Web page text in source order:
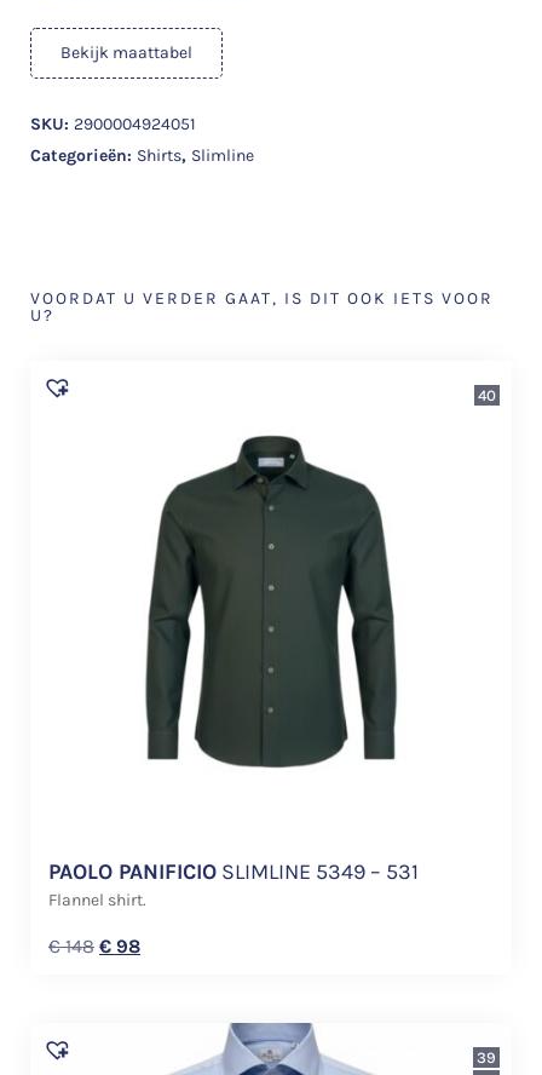
Bekijk maattabel
SKU: 2900004924051
Categorieën: Shirts, Slimline
VOORDAT U VERDER GAAT, IS DIT OOK IETS VOOR
U?
PAOLO PANIFICIO SLIMLINE 5349 – 531
Flannel shirt.
€148 € 98
40
39